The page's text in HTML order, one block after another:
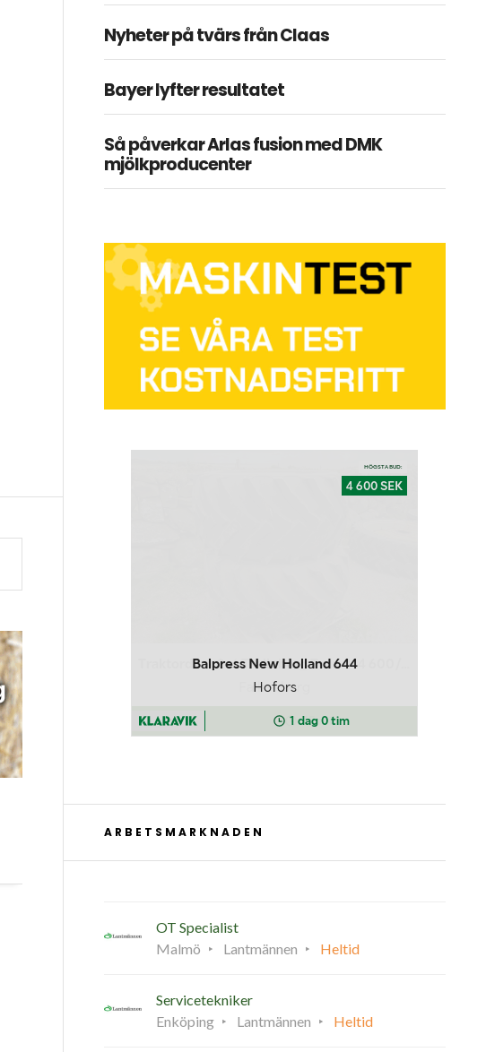
Nyheter på tvärs från Claas
Bayer lyfter resultatet
Så påverkar Arlas fusion med DMK
mjölkproducenter
ARBETSMARKNADEN
OT Specialist
Malmö
Lantmännen Heltid
Servicetekniker
Enköping
Lantmännen Heltid